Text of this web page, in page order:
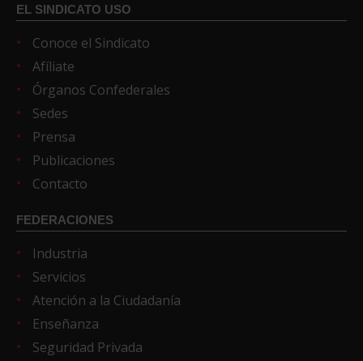
EL SINDICATO USO
Conoce el Sindicato
Afíliate
Órganos Confederales
Sedes
Prensa
Publicaciones
Contacto
FEDERACIONES
Industria
Servicios
Atención a la Ciudadanía
Enseñanza
Seguridad Privada